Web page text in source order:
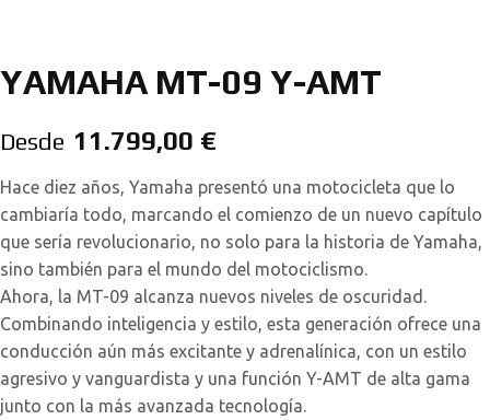
YAMAHA MT-09 Y-AMT
Desde 11.799,00 €
Hace diez años, Yamaha presentó una motocicleta que lo
cambiaría todo, marcando el comienzo de un nuevo capítulo
que sería revolucionario, no solo para la historia de Yamaha,
sino también para el mundo del motociclismo.
Ahora, la MT-09 alcanza nuevos niveles de oscuridad.
Combinando inteligencia y estilo, esta generación ofrece una
conducción aún más excitante y adrenalínica, con un estilo
agresivo y vanguardista y una función Y-AMT de alta gama
junto con la más avanzada tecnología.